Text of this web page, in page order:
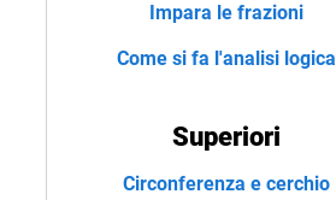
Impara le frazioni
Come si fa l'analisi logica
Superiori
Circonferenza e cerchio